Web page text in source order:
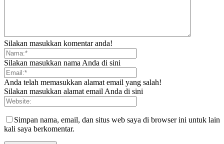
Silakan masukkan komentar anda!
Silakan masukkan nama Anda di sini
Anda telah memasukkan alamat email yang salah!
Silakan masukkan alamat email Anda di sini
Simpan nama, email, dan situs web saya di browser ini untuk lain
kali saya berkomentar.